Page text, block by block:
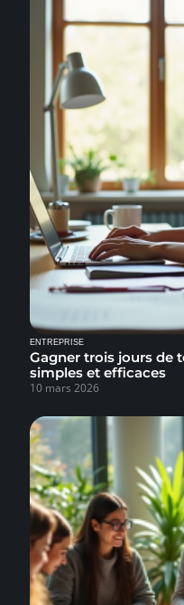
ENTREPRISE
Gagner trois jours de
simples et efficaces
10 mars 2026